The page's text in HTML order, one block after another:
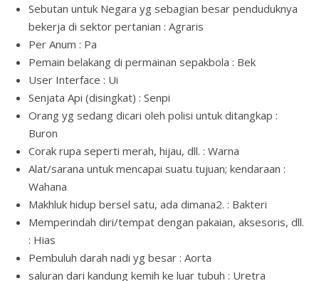
Sebutan untuk Negara yg sebagian besar penduduknya
bekerja di sektor pertanian : Agraris
Per Anum : Pa
Pemain belakang di permainan sepakbola : Bek
User Interface : Ui
Senjata Api (disingkat) : Senpi
Orang yg sedang dicari oleh polisi untuk ditangkap :
Buron
Corak rupa seperti merah, hijau, dll. : Warna
Alat/sarana untuk mencapai suatu tujuan; kendaraan :
Wahana
Makhluk hidup bersel satu, ada dimana2. : Bakteri
Memperindah diri/tempat dengan pakaian, aksesoris, dll.
: Hias
Pembuluh darah nadi yg besar : Aorta
saluran dari kandung kemih ke luar tubuh : Uretra